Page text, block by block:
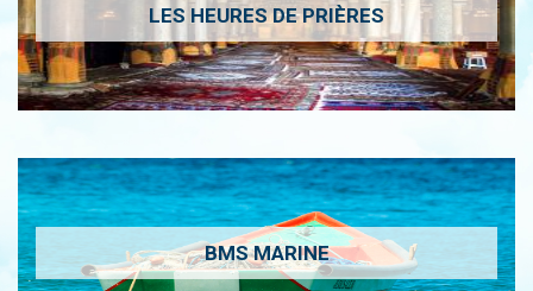
LES HEURES DE PRIÈRES
BMS MARINE